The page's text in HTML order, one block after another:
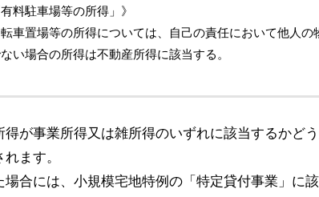
料駐車場等の所得」》
車置場等の所得については、自己の責任において他人
い場合の所得は不動産所得に該当する。
が事業所得又は雑所得のいずれに該当するかど
ます。
合には、小規模宅地特例の「特定貸付事業」に